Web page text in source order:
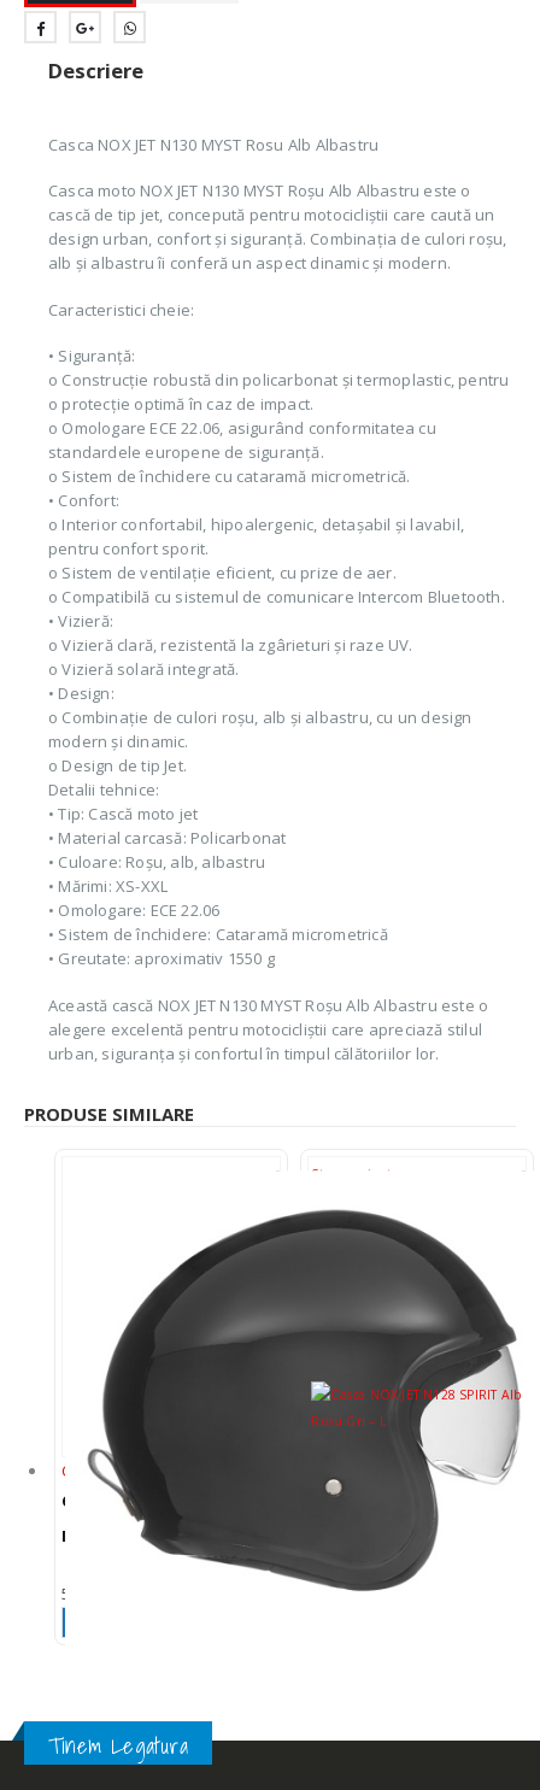
Descriere
Casca NOX JET N130 MYST Rosu Alb Albastru
Casca moto NOX JET N130 MYST Roșu Alb Albastru este o
cască de tip jet, concepută pentru motocicliștii care caută un
design urban, confort și siguranță. Combinația de culori roșu,
alb și albastru îi conferă un aspect dinamic și modern.
Caracteristici cheie:
• Siguranță:
o Construcție robustă din policarbonat și termoplastic, pentru
o protecție optimă în caz de impact.
o Omologare ECE 22.06, asigurând conformitatea cu
standardele europene de siguranță.
o Sistem de închidere cu cataramă micrometrică.
• Confort:
o Interior confortabil, hipoalergenic, detașabil și lavabil,
pentru confort sporit.
o Sistem de ventilație eficient, cu prize de aer.
o Compatibilă cu sistemul de comunicare Intercom Bluetooth.
• Vizieră:
o Vizieră clară, rezistentă la zgârieturi și raze UV.
o Vizieră solară integrată.
• Design:
o Combinație de culori roșu, alb și albastru, cu un design
modern și dinamic.
o Design de tip Jet.
Detalii tehnice:
• Tip: Cască moto jet
• Material carcasă: Policarbonat
• Culoare: Roșu, alb, albastru
• Mărimi: XS-XXL
• Omologare: ECE 22.06
• Sistem de închidere: Cataramă micrometrică
• Greutate: aproximativ 1550 g
Această cască NOX JET N130 MYST Roșu Alb Albastru este o
alegere excelentă pentru motocicliștii care apreciază stilul
urban, siguranța și confortul în timpul călătoriilor lor.
PRODUSE SIMILARE
Casti Jet Half Face
Casca NOX PREMIUM JET
NEXT Negru Lucios – M
595,00
Stoc epuizat
Casti Jet Half Face
Casca NOX JET N128 SPIRIT
445,00lei
Tinem Legatura